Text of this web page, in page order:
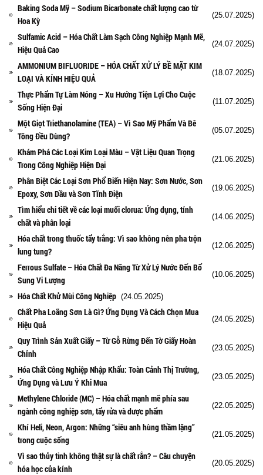
Baking Soda Mỹ – Sodium Bicarbonate chất lượng cao từ
Hoa Kỳ
(25.07.2025)
Sulfamic Acid – Hóa Chất Làm Sạch Công Nghiệp Mạnh Mẽ,
Hiệu Quả Cao
(24.07.2025)
AMMONIUM BIFLUORIDE – HÓA CHẤT XỬ LÝ BỀ MẶT KIM
LOẠI VÀ KÍNH HIỆU QUẢ
(18.07.2025)
Thực Phẩm Tự Làm Nóng – Xu Hướng Tiện Lợi Cho Cuộc
Sống Hiện Đại
(11.07.2025)
Một Giọt Triethanolamine (TEA) – Vì Sao Mỹ Phẩm Và Bê
Tông Đều Dùng?
(05.07.2025)
Khám Phá Các Loại Kim Loại Màu – Vật Liệu Quan Trọng
Trong Công Nghiệp Hiện Đại
(21.06.2025)
Phân Biệt Các Loại Sơn Phổ Biến Hiện Nay: Sơn Nước, Sơn
Epoxy, Sơn Dầu và Sơn Tĩnh Điện
(19.06.2025)
Tìm hiểu chi tiết về các loại muối clorua: Ứng dụng, tính
chất và phân loại
(14.06.2025)
Hóa chất trong thuốc tẩy trắng: Vì sao không nên pha trộn
lung tung?
(12.06.2025)
Ferrous Sulfate – Hóa Chất Đa Năng Từ Xử Lý Nước Đến Bổ
Sung Vi Lượng
(10.06.2025)
Hóa Chất Khử Mùi Công Nghiệp (24.05.2025)
Chất Pha Loãng Sơn Là Gì? Ứng Dụng Và Cách Chọn Mua
Hiệu Quả
(24.05.2025)
Quy Trình Sản Xuất Giấy – Từ Gỗ Rừng Đến Tờ Giấy Hoàn
Chỉnh
(23.05.2025)
Hóa Chất Công Nghiệp Nhập Khẩu: Toàn Cảnh Thị Trường,
Ứng Dụng và Lưu Ý Khi Mua
(23.05.2025)
Methylene Chloride (MC) – Hóa chất mạnh mẽ phía sau
ngành công nghiệp sơn, tẩy rửa và dược phẩm
(22.05.2025)
Khí Heli, Neon, Argon: Những “siêu anh hùng thầm lặng”
trong cuộc sống
(21.05.2025)
Vì sao thủy tinh không thật sự là chất rắn? – Câu chuyện
hóa học của kính
(20.05.2025)